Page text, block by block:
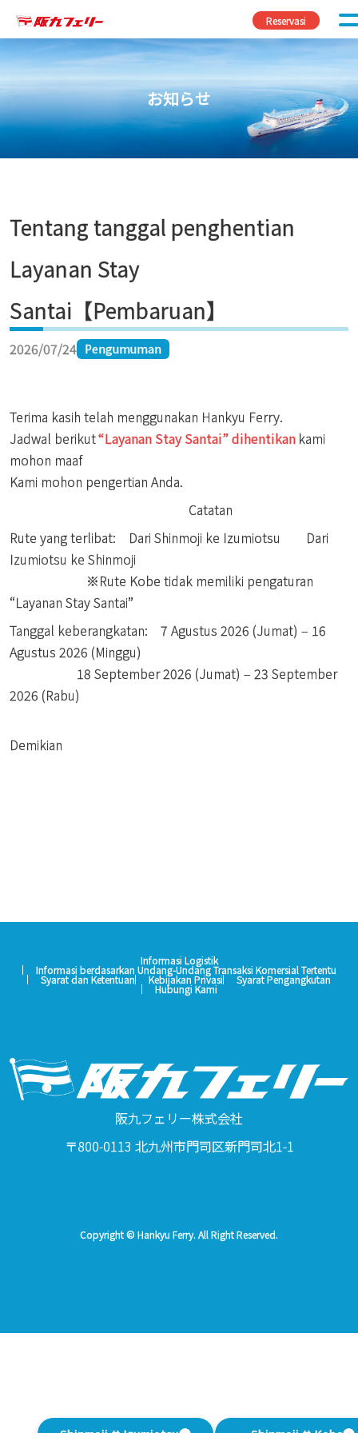
Reservasi
お知らせ
Tentang tanggal penghentian
Layanan Stay
Santai【Pembaruan】
2026/07/24 Pengumuman
Terima kasih telah menggunakan Hankyu Ferry.
Jadwal berikut“Layanan Stay Santai” dihentikan kami
mohon maaf
Kami mohon pengertian Anda.
Catatan
Rute yang terlibat: Dari Shinmoji ke Izumiotsu Dari
Izumiotsu ke Shinmoji
※Rute Kobe tidak memiliki pengaturan
“Layanan Stay Santai”
Tanggal keberangkatan: 7 Agustus 2026 (Jumat) – 16
Agustus 2026 (Minggu)
18 September 2026 (Jumat) – 23 September
2026 (Rabu)
Demikian
Informasi Logistik
Informasi berdasarkan Undang-Undang Transaksi Komersial Tertentu
Syarat dan Ketentuan Kebijakan Privasi Syarat Pengangkutan
Hubungi Kami
阪九フェリー株式会社
〒800-0113 北九州市門司区新門司北1-1
Copyright © Hankyu Ferry. All Right Reserved.